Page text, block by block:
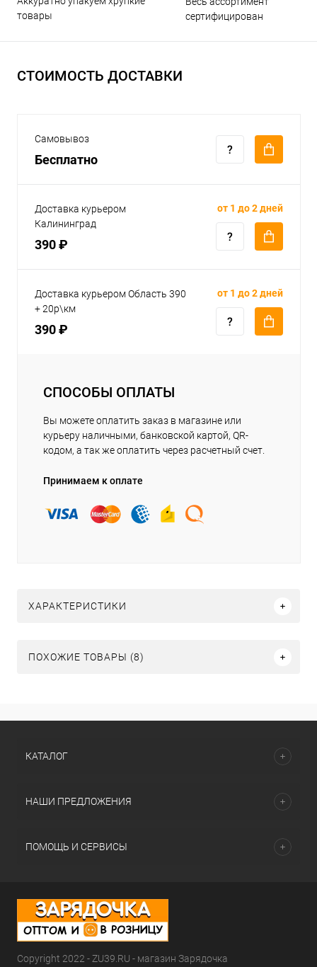
товары
сертифицирован
СТОИМОСТЬ ДОСТАВКИ
Самовывоз
Бесплатно
Доставка курьером
Калининград
390 ₽
от 1 до 2 дней
Доставка курьером Область 390
+ 20р\км
390 ₽
от 1 до 2 дней
СПОСОБЫ ОПЛАТЫ
Вы можете оплатить заказ в магазине или
курьеру наличными, банковской картой, QR-
кодом, а так же оплатить через расчетный счет.
Принимаем к оплате
ХАРАКТЕРИСТИКИ
ПОХОЖИЕ ТОВАРЫ (8)
КАТАЛОГ
НАШИ ПРЕДЛОЖЕНИЯ
ПОМОЩЬ И СЕРВИСЫ
Copyright 2022 - ZU39.RU - магазин Зарядочка